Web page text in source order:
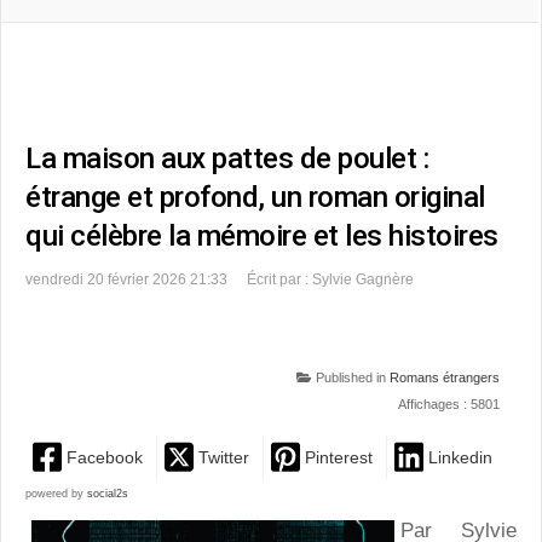
La maison aux pattes de poulet :
étrange et profond, un roman original
qui célèbre la mémoire et les histoires
vendredi 20 février 2026 21:33 Écrit par : Sylvie Gagnère
Published in Romans étrangers
Affichages : 5801
Facebook Twitter Pinterest Linkedin
powered by social2s
Par Sylvie